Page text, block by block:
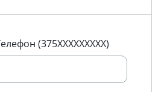
(375XXXXXXXXX)